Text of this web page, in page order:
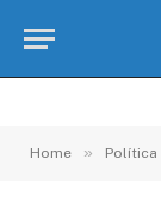
Home » Política